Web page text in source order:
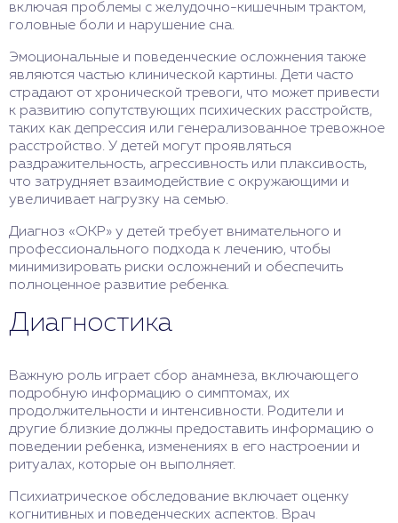
включая проблемы с желудочно-кишечным трактом,
головные боли и нарушение сна.
Эмоциональные и поведенческие осложнения также
являются частью клинической картины. Дети часто
страдают от хронической тревоги, что может привести
к развитию сопутствующих психических расстройств,
таких как депрессия или генерализованное тревожное
расстройство. У детей могут проявляться
раздражительность, агрессивность или плаксивость,
что затрудняет взаимодействие с окружающими и
увеличивает нагрузку на семью.
Диагноз «‎ОКР» у детей требует внимательного и
профессионального подхода к лечению, чтобы
минимизировать риски осложнений и обеспечить
полноценное развитие ребенка.
Диагностика
Важную роль играет сбор анамнеза, включающего
подробную информацию о симптомах, их
продолжительности и интенсивности. Родители и
другие близкие должны предоставить информацию о
поведении ребенка, изменениях в его настроении и
ритуалах, которые он выполняет.
Психиатрическое обследование включает оценку
когнитивных и поведенческих аспектов. Врач